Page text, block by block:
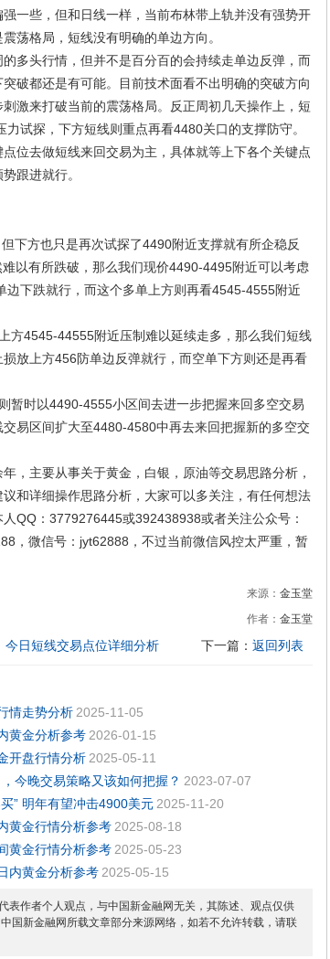
一些，但和日线一样，当前布林带上轨并没有强势开
荡格局，短线没有明确的单边方向。
头行情，但并不是百分百的会持续走单边反弹，而
破都还是有可能。目前技术面看不出明确的突破方向
激来打破当前的震荡格局。反正周初几天操作上，短
试探，下方短线则重点再看4480关口的支撑防守。
位去做短线来回交易为主，具体就等上下各个关键点
跟进就行。
方也只是再次试探了4490附近支撑就有所企稳反
以有所跌破，那么我们现价4490-4495附近可以考虑
下跌就行，而这个多单上方则再看4545-4555附近
4545-44555附近压制难以延续走多，那么我们短线
放上方456防单边反弹就行，而空单下方则还是再看
时以4490-4555小区间去进一步把握来回多空交易
易区间扩大至4480-4580中再去来回把握新的多空交
主要从事关于黄金，白银，原油等交易思路分析，
和详细操作思路分析，大家可以多关注，有任何想法
QQ：3779276445或392438938或者关注公众号：
，微信号：jyt62888，不过当前微信风控太严重，暂
来源： 金玉堂
作者： 金玉堂
日短线交易点位详细分析 下一篇： 返回列表
情走势分析 2025-11-05
黄金分析参考 2026-01-15
开盘行情分析 2025-05-11
今晚交易策略又该如何把握？ 2023-07-07
” 明年有望冲击4900美元 2025-11-20
黄金行情分析参考 2025-08-18
黄金行情分析参考 2025-05-23
内黄金分析参考 2025-05-15
表作者个人观点，与中国新金融网无关，其陈述、观点仅供
国新金融网所载文章部分来源网络，如若不允许转载，请联